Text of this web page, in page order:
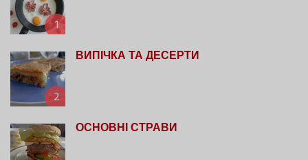
1
2
ВИПІЧКА ТА ДЕСЕРТИ
ОСНОВНІ СТРАВИ